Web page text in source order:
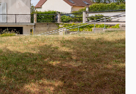
aux véhicules ;
accéder au double
motorisé pour accéder